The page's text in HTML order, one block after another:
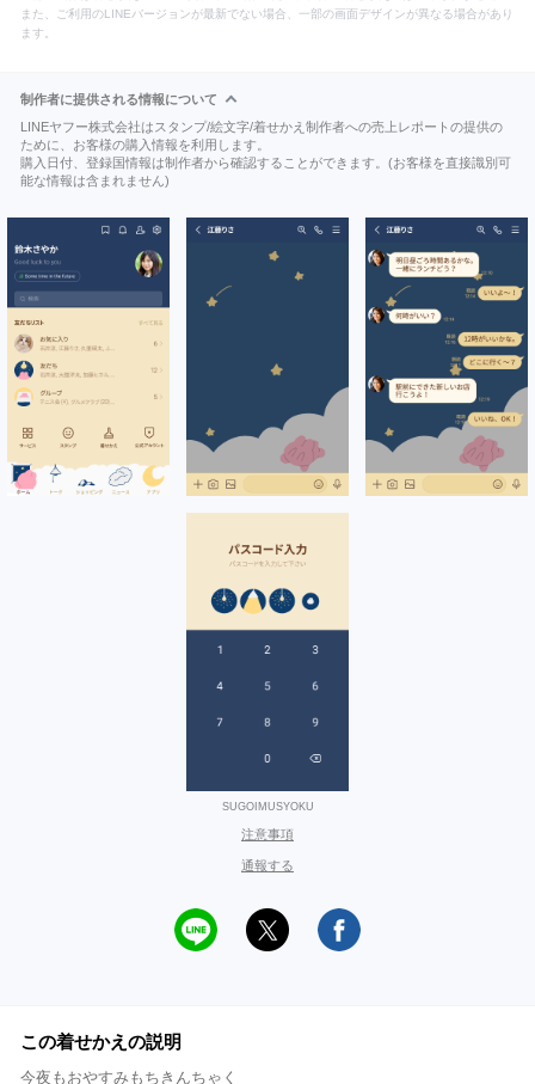
また、ご利用のLINEバージョンが最新でない場合、一部の画面デザインが異なる場合があり
ます。
制作者に提供される情報について
LINEヤフー株式会社はスタンプ/絵文字/着せかえ制作者への売上レポートの提供の
ために、お客様の購入情報を利用します。
購入日付、登録国情報は制作者から確認することができます。(お客様を直接識別可
能な情報は含まれません)
SUGOIMUSYOKU
注意事項
通報する
この着せかえの説明
今夜もおやすみもちきんちゃく